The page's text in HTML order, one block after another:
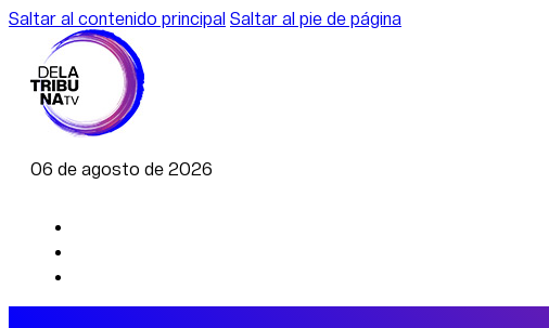
Saltar al contenido principal Saltar al pie de página
06 de agosto de 2026